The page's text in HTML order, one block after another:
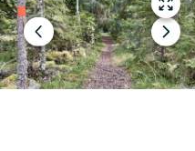
Gå
till
Föregående
bild